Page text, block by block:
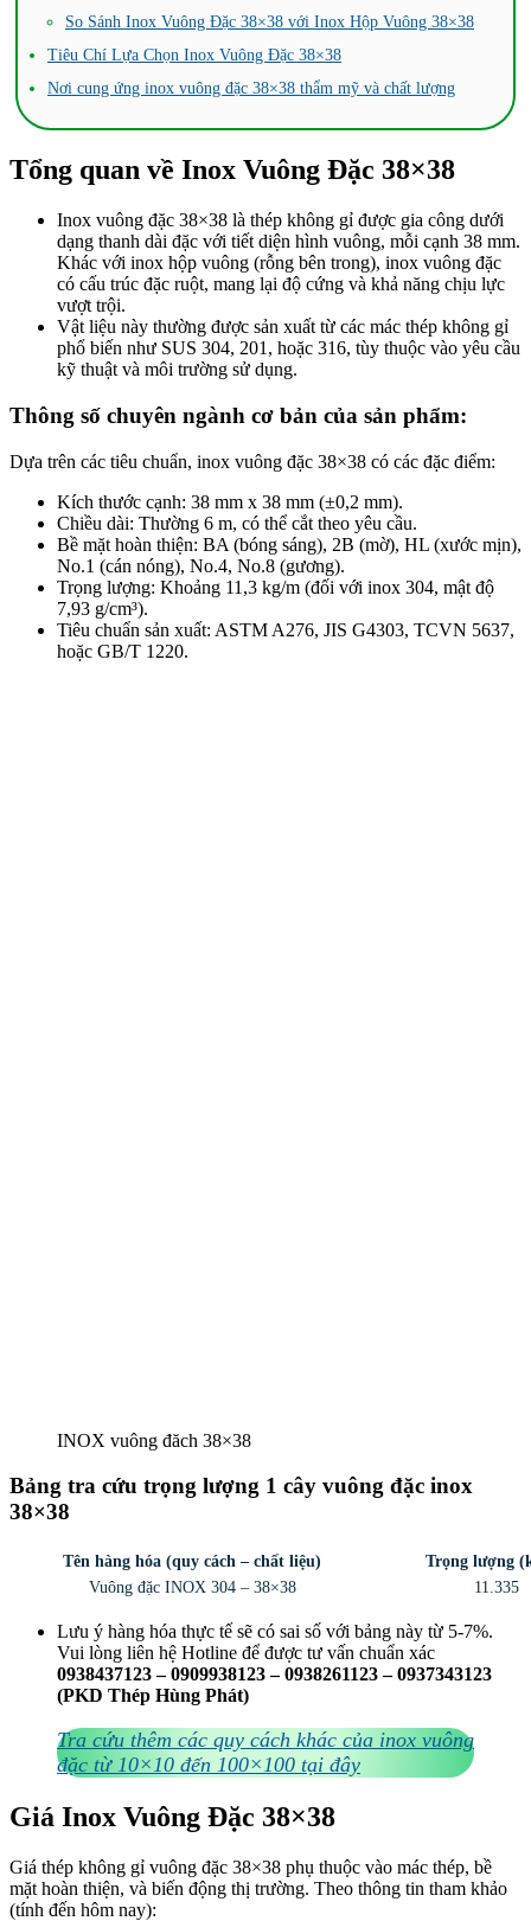
So Sánh Inox Vuông Đặc 38×38 với Inox Hộp Vuông 38×38
Tiêu Chí Lựa Chọn Inox Vuông Đặc 38×38
Nơi cung ứng inox vuông đặc 38×38 thẩm mỹ và chất lượng
Tổng quan về Inox Vuông Đặc 38×38
Inox vuông đặc 38×38 là thép không gỉ được gia công dưới
dạng thanh dài đặc với tiết diện hình vuông, mỗi cạnh 38 mm.
Khác với inox hộp vuông (rỗng bên trong), inox vuông đặc
có cấu trúc đặc ruột, mang lại độ cứng và khả năng chịu lực
vượt trội.
Vật liệu này thường được sản xuất từ các mác thép không gỉ
phổ biến như SUS 304, 201, hoặc 316, tùy thuộc vào yêu cầu
kỹ thuật và môi trường sử dụng.
Thông số chuyên ngành cơ bản của sản phẩm:
Dựa trên các tiêu chuẩn, inox vuông đặc 38×38 có các đặc điểm:
Kích thước cạnh: 38 mm x 38 mm (±0,2 mm).
Chiều dài: Thường 6 m, có thể cắt theo yêu cầu.
Bề mặt hoàn thiện: BA (bóng sáng), 2B (mờ), HL (xước mịn),
No.1 (cán nóng), No.4, No.8 (gương).
Trọng lượng: Khoảng 11,3 kg/m (đối với inox 304, mật độ
7,93 g/cm³).
Tiêu chuẩn sản xuất: ASTM A276, JIS G4303, TCVN 5637,
hoặc GB/T 1220.
INOX vuông đăch 38×38
Bảng tra cứu trọng lượng 1 cây vuông đặc inox
38×38
Tên hàng hóa (quy cách – chất liệu)
Trọng lượng
Vuông đặc INOX 304 – 38×38
11.335
Lưu ý hàng hóa thực tế sẽ có sai số với bảng này từ 5-7%.
Vui lòng liên hệ Hotline để được tư vấn chuẩn xác
0938437123 – 0909938123 – 0938261123 – 0937343123
(PKD Thép Hùng Phát)
Tra cứu thêm các quy cách khác của inox vuông
đặc từ 10×10 đến 100×100 tại đây
Giá Inox Vuông Đặc 38×38
Giá thép không gỉ vuông đặc 38×38 phụ thuộc vào mác thép, bề
mặt hoàn thiện, và biến động thị trường. Theo thông tin tham khảo
(tính đến hôm nay):